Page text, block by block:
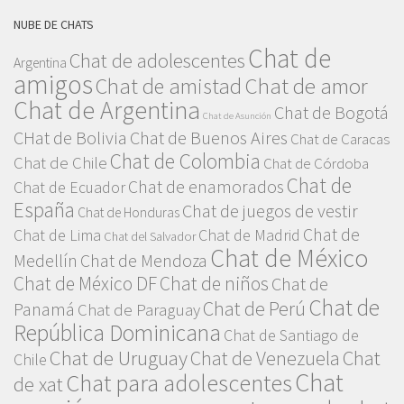
NUBE DE CHATS
Argentina Chat de adolescentesChat de
amigosChat de amistad Chat de amor
Chat de Argentina Chat de Asunción Chat de Bogotá
CHat de Bolivia Chat de Buenos Aires Chat de Caracas
Chat de Chile Chat de Colombia Chat de Córdoba
Chat de EcuadorChat de enamorados Chat de
España Chat de Honduras Chat de juegos de vestir
Chat de Lima Chat del Salvador Chat de Madrid Chat de
Medellín Chat de Mendoza Chat de México
Chat de México DFChat de niñosChat de
Panamá Chat de ParaguayChat de Perú Chat de
República Dominicana Chat de Santiago de
Chile Chat de UruguayChat de Venezuela Chat
de xatChat para adolescentesChat